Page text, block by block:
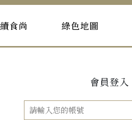
食尚 綠色地圖
會員登入